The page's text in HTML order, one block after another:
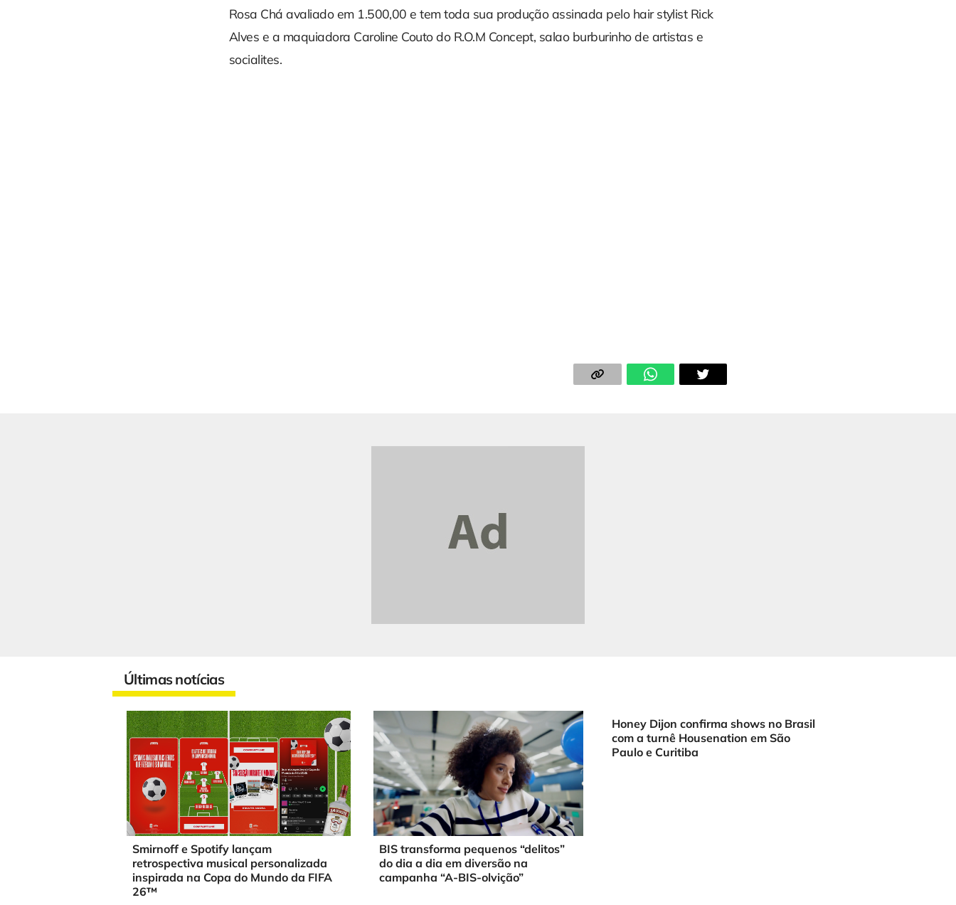
Rosa Chá avaliado em 1.500,00 e tem toda sua produção assinada pelo hair stylist Rick
Alves e a maquiadora Caroline Couto do R.O.M Concept, salao burburinho de artistas e
socialites.
Últimas notícias
Smirnoff e Spotify lançam
retrospectiva musical personalizada
inspirada na Copa do Mundo da FIFA
26™
BIS transforma pequenos “delitos”
do dia a dia em diversão na
campanha “A-BIS-olvição”
Honey Dijon confirma shows no Brasil
com a turnê Housenation em São
Paulo e Curitiba